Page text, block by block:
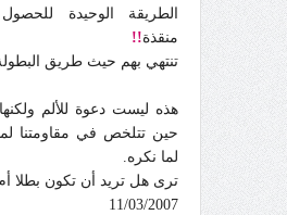
الطريقة الوحيدة
منقذة!!
تنتهي بهم حيث طريق
هذه ليست دعوة للألم
حين تتلخص في مقاومتنا
لما نكره.
ترى هل تريد أن تكون بطلا
11/03/2007